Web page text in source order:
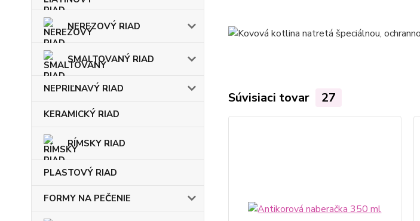
NEREZOVÝ RIAD
SMALTOVANÝ RIAD
NEPRIĽNAVÝ RIAD
KERAMICKÝ RIAD
RÍMSKY RIAD
PLASTOVÝ RIAD
FORMY NA PEČENIE
Súvisiaci tovar 27